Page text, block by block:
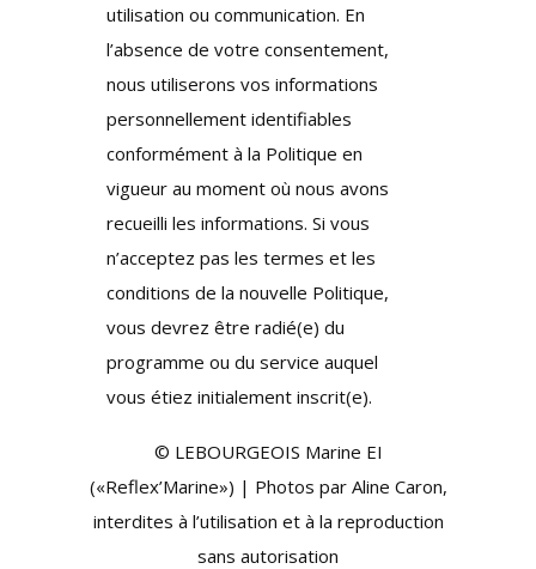
utilisation ou communication. En
l’absence de votre consentement,
nous utiliserons vos informations
personnellement identifiables
conformément à la Politique en
vigueur au moment où nous avons
recueilli les informations. Si vous
n’acceptez pas les termes et les
conditions de la nouvelle Politique,
vous devrez être radié(e) du
programme ou du service auquel
vous étiez initialement inscrit(e).
© LEBOURGEOIS Marine EI
(«Reflex’Marine») | Photos par Aline Caron,
interdites à l’utilisation et à la reproduction
sans autorisation